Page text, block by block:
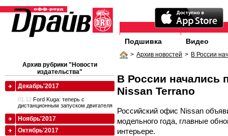
Подшивка Видео
> Архив новостей > В России
В России начались
Nissan Terrano
Российский офис Nissan
модельного года, главные
интерьере.
Архив рубрики "Новости
издательства"
Декабрь'2017
01.12 Ford Kuga: теперь с
дистанционным запуском двигателя
Ноябрь'2017
Октябрь'2017